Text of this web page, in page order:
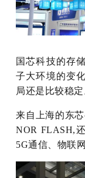
国芯科技的存
子大环境的变
局还是比较稳定
来自上海的东
NOR FLASH,
5G通信、物联